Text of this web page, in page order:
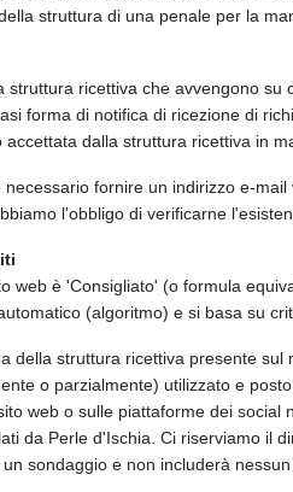
struttura di una penale per la
ricettiva che avvengono
forma di notifica di ricezione di
dalla struttura ricettiva in
fornire un indirizzo e-
l'obbligo di verificarne
è 'Consigliato' (o formula
(algoritmo) e si basa su
struttura ricettiva presente
o parzialmente) utilizzato e
web o sulle piattaforme dei
da Perle d'Ischia. Ci riserviamo il
sondaggio e non includerà